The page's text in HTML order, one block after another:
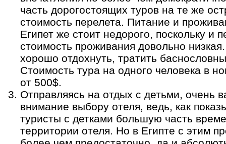
часть дорогостоящих туров на те же
стоимость перелета. Питание и
Египет же стоит недорого, поскольку и
стоимость проживания довольно
хорошо отдохнуть, тратить
Стоимость тура на одного человека в
от 500$.
Отправляясь на отдых с детьми, очень
внимание выбору отеля, ведь, как
туристы с детками большую часть
территории отеля. Но в Египте с этим